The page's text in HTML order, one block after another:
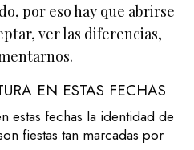
por eso hay que abrirse
ver las diferencias,
EN ESTAS FECHAS
estas fechas la identidad de
fiestas tan marcadas por